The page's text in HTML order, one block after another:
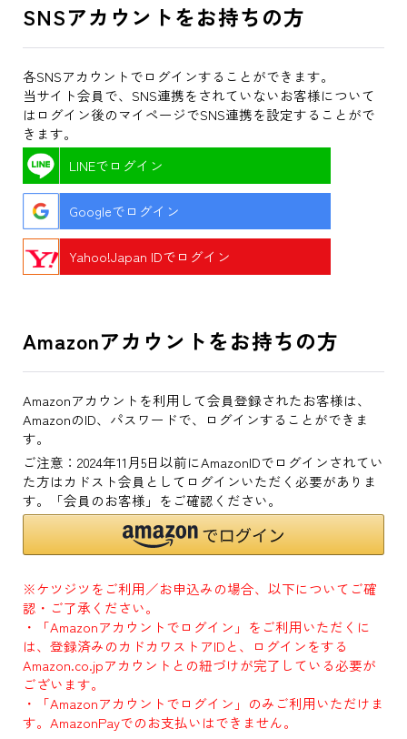
SNSアカウントをお持ちの方
各SNSアカウントでログインすることができます。
当サイト会員で、SNS連携をされていないお客様について
はログイン後のマイページでSNS連携を設定することがで
きます。
LINEでログイン
Googleでログイン
Yahoo!Japan IDでログイン
Amazonアカウントをお持ちの方
Amazonアカウントを利用して会員登録されたお客様は、
AmazonのID、パスワードで、ログインすることができま
す。
ご注意：2024年11月5日以前にAmazonIDでログインされてい
た方はカドスト会員としてログインいただく必要がありま
す。「会員のお客様」をご確認ください。
※ケツジツをご利用／お申込みの場合、以下についてご確
認・ご了承ください。
・「Amazonアカウントでログイン」をご利用いただくに
は、登録済みのカドカワストアIDと、ログインをする
Amazon.co.jpアカウントとの紐づけが完了している必要が
ございます。
・「Amazonアカウントでログイン」のみご利用いただけま
す。AmazonPayでのお支払いはできません。